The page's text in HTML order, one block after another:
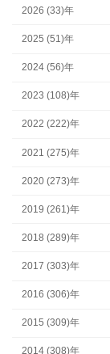
2026 (33)年
2025 (51)年
2024 (56)年
2023 (108)年
2022 (222)年
2021 (275)年
2020 (273)年
2019 (261)年
2018 (289)年
2017 (303)年
2016 (306)年
2015 (309)年
2014 (308)年